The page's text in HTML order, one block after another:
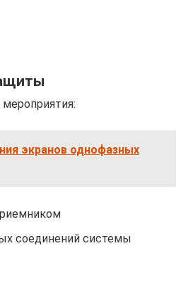
экранов однофазных
соединений системы